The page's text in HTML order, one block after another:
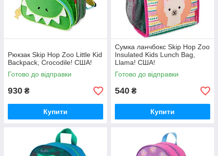
Рюкзак Skip Hop Zoo Little Kid
Backpack, Crocodile! США!
Готово до відправки
930 ₴
Купити
Сумка ланчбокс Skip Hop Zoo
Insulated Kids Lunch Bag,
Llama! США!
Готово до відправки
540 ₴
Купити